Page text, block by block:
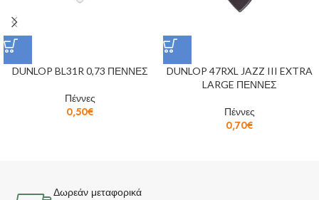
DUNLOP BL31R 0,73 ΠΕΝΝΕΣ
Πέννες
0,50€
DUNLOP 47RXL JAZZ III EXTRA
LARGE ΠΕΝΝΕΣ
Πέννες
0,70€
Δωρεάν μεταφορικά